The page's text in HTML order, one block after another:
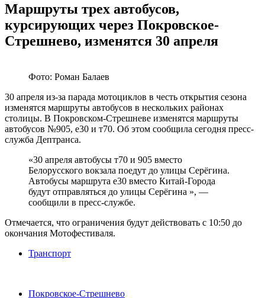
Маршруты трех автобусов,
курсирующих через Покровское-
Стрешнево, изменятся 30 апреля
Фото: Роман Балаев
30 апреля из-за парада мотоциклов в честь открытия сезона
изменятся маршруты автобусов в нескольких районах
столицы. В Покровском-Стрешневе изменятся маршруты
автобусов №905, е30 и т70. Об этом сообщила сегодня пресс-
служба Дептранса.
«30 апреля автобусы т70 и 905 вместо
Белорусского вокзала поедут до улицы Серёгина.
Автобусы маршрута е30 вместо Китай-Города
будут отправляться до улицы Серёгина », —
сообщили в пресс-службе.
Отмечается, что ограничения будут действовать с 10:50 до
окончания Мотофестиваля.
Транспорт
Покровское-Стрешнево